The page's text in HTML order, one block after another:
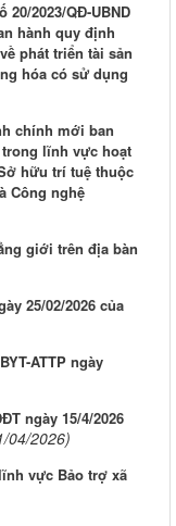
2023/QĐ-UBND
hành quy định
phát triển tài sản
hóa có sử dụng
chính mới ban
lĩnh vực hoạt
hữu trí tuệ thuộc
Công nghệ
giới trên địa bàn
25/02/2026 của
ATTP ngày
ngày 15/4/2026
04/2026)
vực Bảo trợ xã